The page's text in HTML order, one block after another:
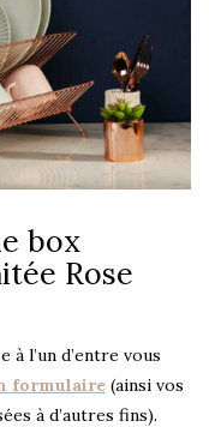
box
Rose
l’un d’entre vous
formulaire (ainsi vos
à d’autres fins).